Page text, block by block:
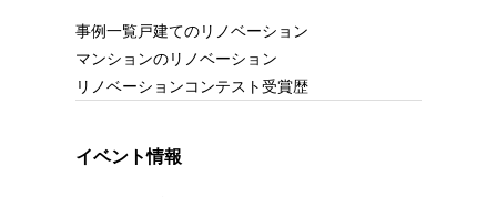
事例一覧戸建てのリノベーション
マンションのリノベーション
リノベーションコンテスト受賞歴
イベント情報